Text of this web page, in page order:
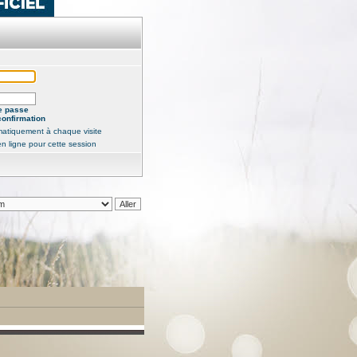
passe
à chaque visite
ligne pour cette session